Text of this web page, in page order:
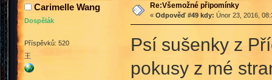
Carimelle Wang
Dospělák
Příspěvků: 520
王
Re:Všemožné připomínky
« Odpověď #49 kdy: Únor 23, 2016,
Psí sušenky z
pokusy z mé